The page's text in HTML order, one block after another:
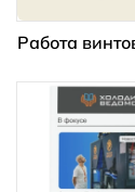
Работа